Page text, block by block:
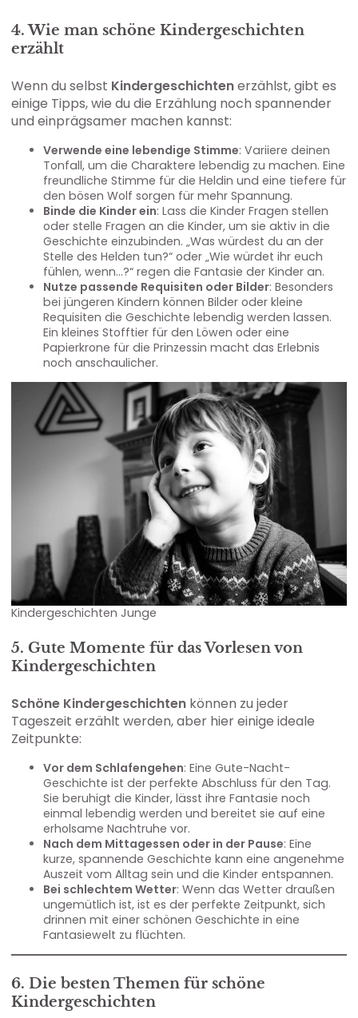
4. Wie man schöne Kindergeschichten
erzählt
Wenn du selbst Kindergeschichtenerzählst, gibt es
einige Tipps, wie du die Erzählung noch spannender
und einprägsamer machen kannst:
Verwende eine lebendige Stimme: Variiere deinen
Tonfall, um die Charaktere lebendig zu machen. Eine
freundliche Stimme für die Heldin und eine tiefere für
den bösen Wolf sorgen für mehr Spannung.
Binde die Kinder ein: Lass die Kinder Fragen stellen
oder stelle Fragen an die Kinder, um sie aktiv in die
Geschichte einzubinden. „Was würdest du an der
Stelle des Helden tun?“ oder „Wie würdet ihr euch
fühlen, wenn…?“ regen die Fantasie der Kinder an.
Nutze passende Requisiten oder Bilder: Besonders
bei jüngeren Kindern können Bilder oder kleine
Requisiten die Geschichte lebendig werden lassen.
Ein kleines Stofftier für den Löwen oder eine
Papierkrone für die Prinzessin macht das Erlebnis
noch anschaulicher.
Kindergeschichten Junge
5. Gute Momente für das Vorlesen von
Kindergeschichten
Schöne Kindergeschichten können zu jeder
Tageszeit erzählt werden, aber hier einige ideale
Zeitpunkte:
Vor dem Schlafengehen: Eine Gute-Nacht-
Geschichte ist der perfekte Abschluss für den Tag.
Sie beruhigt die Kinder, lässt ihre Fantasie noch
einmal lebendig werden und bereitet sie auf eine
erholsame Nachtruhe vor.
Nach dem Mittagessen oder in der Pause: Eine
kurze, spannende Geschichte kann eine angenehme
Auszeit vom Alltag sein und die Kinder entspannen.
Bei schlechtem Wetter: Wenn das Wetter draußen
ungemütlich ist, ist es der perfekte Zeitpunkt, sich
drinnen mit einer schönen Geschichte in eine
Fantasiewelt zu flüchten.
6. Die besten Themen für schöne
Kindergeschichten